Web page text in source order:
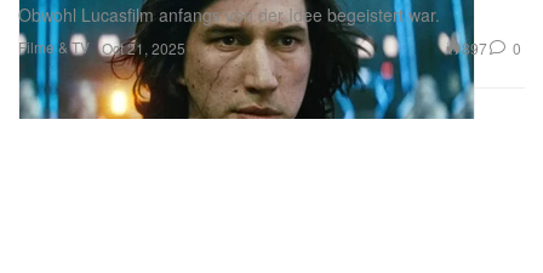
Filme & TV
Obwohl Lucasfilm anfangs von der Idee begeistert war.
Oct 21, 2025 897 0